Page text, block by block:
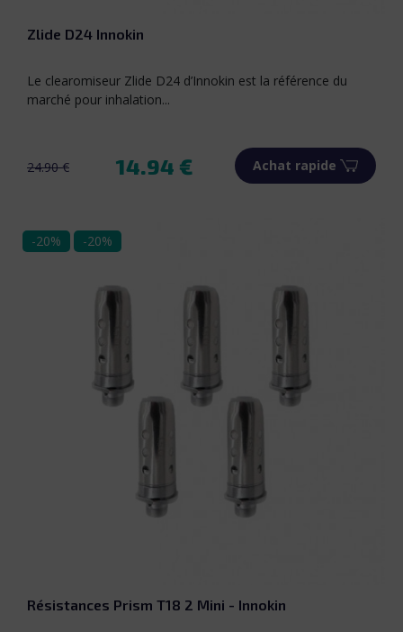
Zlide D24 Innokin
Le clearomiseur Zlide D24 d’Innokin est la référence du
marché pour inhalation...
Prix de base
24.90 €
Prix 14.94 € Achat rapide
-20% -20%
Résistances Prism T18 2 Mini - Innokin